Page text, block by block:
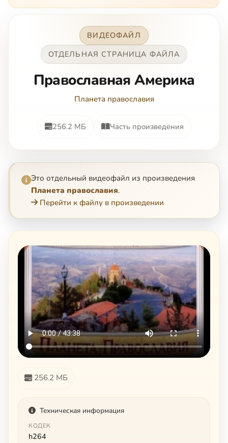
ВИДЕОФАЙЛ
ОТДЕЛЬНАЯ СТРАНИЦА ФАЙЛА
Пpaвocлaвнaя Aмepикa
Планета православия
256.2 МБ Часть произведения
Это отдельный видеофайл из произведения
Планета православия.
Перейти к файлу в произведении
256.2 МБ
Техническая информация
КОДЕК
h264